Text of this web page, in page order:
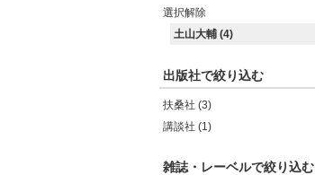
選択解除
土山大輔 (4)
出版社で絞り込む
扶桑社 (3)
講談社 (1)
雑誌・レーベルで絞り込む